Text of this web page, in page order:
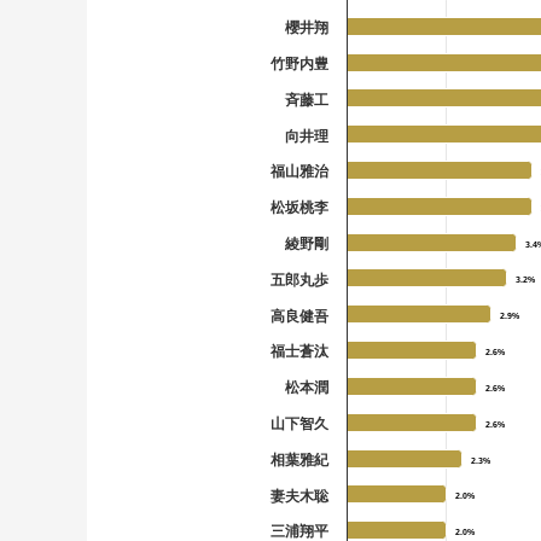
3.2%
3.2%
2.9%
2.9%
2.6%
2.6%
2.6%
2.6%
2.6%
2.6%
2.3%
2.3%
2.0%
2.0%
2.0%
2.0%
櫻井翔
竹野内豊
斉藤工
向井理
福山雅治
松坂桃李
綾野剛
五郎丸歩
高良健吾
福士蒼汰
松本潤
山下智久
相葉雅紀
妻夫木聡
三浦翔平